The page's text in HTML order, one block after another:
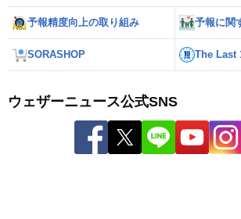
予報精度向上の取り組み 予報に関
SORASHOP The Last
ウェザーニュース公式SNS